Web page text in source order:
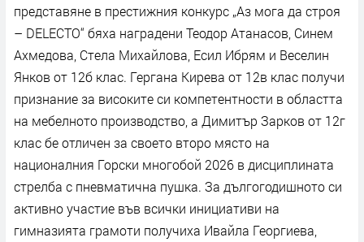
представяне в престижния конкурс „Аз мога да строя
– DELECTO“ бяха наградени Теодор Атанасов, Синем
Ахмедова, Стела Михайлова, Есил Ибрям и Веселин
Янков от 12б клас. Гергана Кирева от 12в клас получи
признание за високите си компетентности в областта
на мебелното производство, а Димитър Зарков от 12г
клас бе отличен за своето второ място на
националния Горски многобой 2026 в дисциплината
стрелба с пневматична пушка. За дългогодишното си
активно участие във всички инициативи на
гимназията грамоти получиха Ивайла Георгиева,